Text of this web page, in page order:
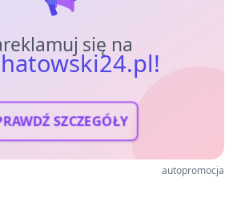
się na
SZCZEGÓŁY
autopromocja